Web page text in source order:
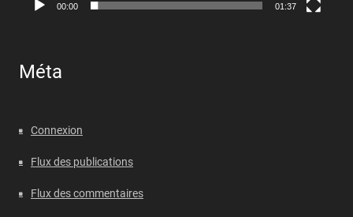
00:00 01:37
Méta
Connexion
Flux des publications
Flux des commentaires